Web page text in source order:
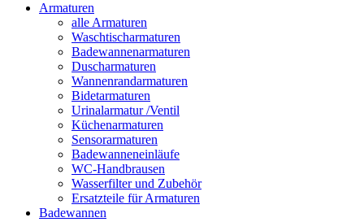
Armaturen
alle Armaturen
Waschtischarmaturen
Badewannenarmaturen
Duscharmaturen
Wannenrandarmaturen
Bidetarmaturen
Urinalarmatur /Ventil
Küchenarmaturen
Sensorarmaturen
Badewanneneinläufe
WC-Handbrausen
Wasserfilter und Zubehör
Ersatzteile für Armaturen
Badewannen